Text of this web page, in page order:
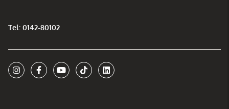
Tel: 0142-80102